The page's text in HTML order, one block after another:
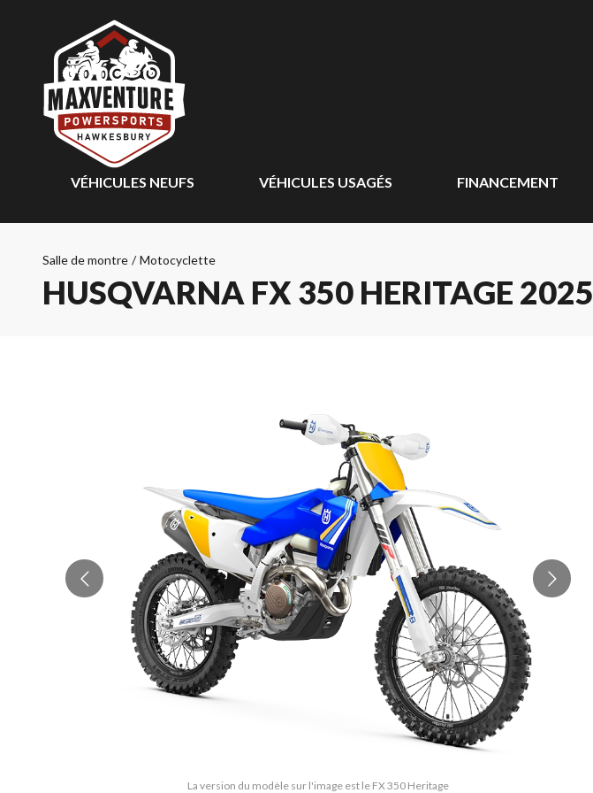
VÉHICULES NEUFS VÉHICULES USAGÉS FINANCEMENT
Salle de montre / Motocyclette
HUSQVARNA FX 350 HERITAGE 2025
La version du modèle sur l'image est le FX 350 Heritage